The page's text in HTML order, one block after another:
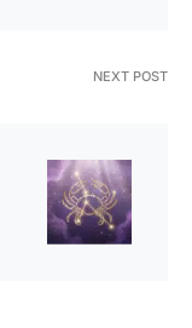
NEXT POST